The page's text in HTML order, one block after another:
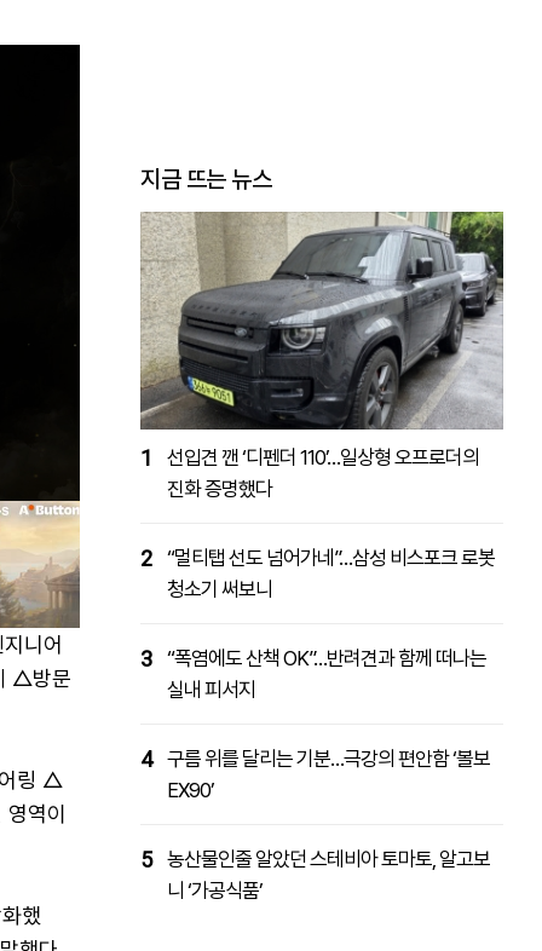
니어
△방문
어링 △
역이
했
지금 뜨는 뉴스
1
선입견 깬 ‘디펜더 110’…일상형 오프로더의
진화 증명했다
2 “멀티탭 선도 넘어가네”…삼성 비스포크 로봇
청소기 써보니
3 “폭염에도 산책 OK”…반려견과 함께 떠나는
실내 피서지
4 구름 위를 달리는 기분…극강의 편안함 ‘볼보
EX90’
5 농산물인줄 알았던 스테비아 토마토, 알고보
니 ‘가공식품’